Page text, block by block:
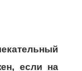
если на